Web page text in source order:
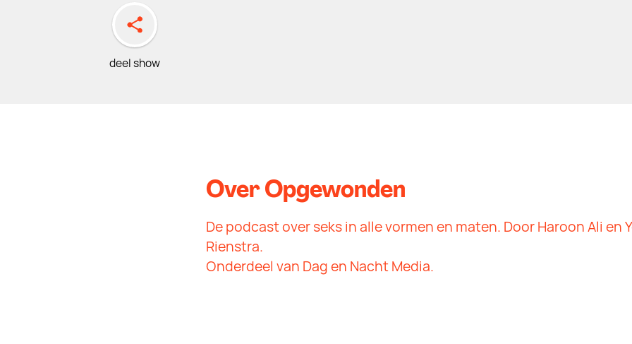
deel show
Over Opgewonden
De podcast over seks in alle vormen en maten. Door Haroon Ali en
Rienstra.
Onderdeel van Dag en Nacht Media.